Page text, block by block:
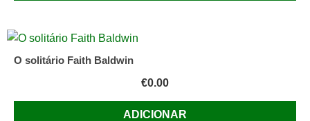
O solitário Faith Baldwin
€0.00
ADICIONAR